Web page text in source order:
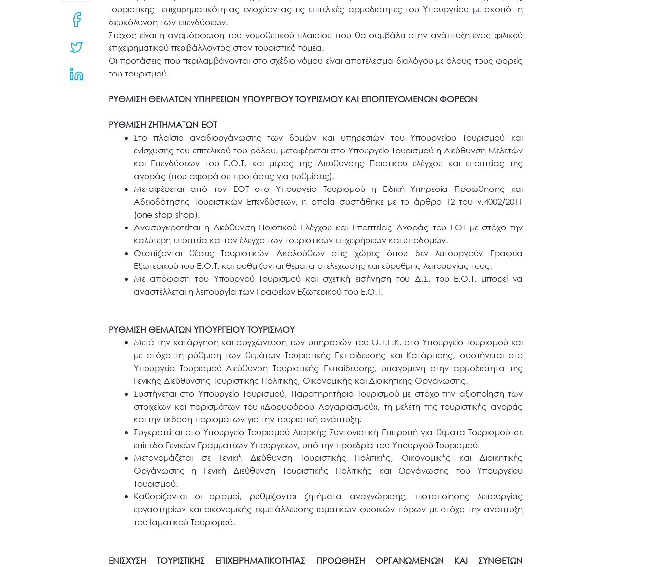
τουριστικής επιχειρηματικότητας ενισχύοντας τις επιτελικές αρμοδιότητες του Υπουργείου με σκοπό τη
διευκόλυνση των επενδύσεων.
Στόχος είναι η αναμόρφωση του νομοθετικού πλαισίου που θα συμβάλει στην ανάπτυξη ενός φιλικού
επιχειρηματικού περιβάλλοντος στον τουριστικό τομέα.
Οι προτάσεις που περιλαμβάνονται στο σχέδιο νόμου είναι αποτέλεσμα διαλόγου με όλους τους φορείς
του τουρισμού.
ΡΥΘΜΙΣΗ ΘΕΜΑΤΩΝ ΥΠΗΡΕΣΙΩΝ ΥΠΟΥΡΓΕΙΟΥ ΤΟΥΡΙΣΜΟΥ ΚΑΙ ΕΠΟΠΤΕΥΟΜΕΝΩΝ ΦΟΡΕΩΝ
ΡΥΘΜΙΣΗ ΖΗΤΗΜΑΤΩΝ ΕΟΤ
Στο πλαίσιο αναδιοργάνωσης των δομών και υπηρεσιών του Υπουργείου Τουρισμού και
ενίσχυσης του επιτελικού του ρόλου, μεταφέρεται στο Υπουργείο Τουρισμού η Διεύθυνση Μελετών
και Επενδύσεων του Ε.Ο.Τ. και μέρος της Διεύθυνσης Ποιοτικού ελέγχου και εποπτείας της
αγοράς (που αφορά σε προτάσεις για ρυθμίσεις).
Μεταφέρεται από τον ΕΟΤ στο Υπουργείο Τουρισμού η Ειδική Υπηρεσία Προώθησης και
Αδειοδότησης Τουριστικών Επενδύσεων, η οποία συστάθηκε με το άρθρο 12 του ν.4002/2011
(one stop shop).
Ανασυγκροτείται η Διεύθυνση Ποιοτικού Ελέγχου και Εποπτείας Αγοράς του ΕΟΤ με στόχο την
καλύτερη εποπτεία και τον έλεγχο των τουριστικών επιχειρήσεων και υποδομών.
Θεσπίζονται θέσεις Τουριστικών Ακολούθων στις χώρες όπου δεν λειτουργούν Γραφεία
Εξωτερικού του Ε.Ο.Τ. και ρυθμίζονται θέματα στελέχωσης και εύρυθμης λειτουργίας τους.
Με απόφαση του Υπουργού Τουρισμού και σχετική εισήγηση του Δ.Σ. του Ε.Ο.Τ. μπορεί να
αναστέλλεται η λειτουργία των Γραφείων Εξωτερικού του Ε.Ο.Τ.
ΡΥΘΜΙΣΗ ΘΕΜΑΤΩΝ ΥΠΟΥΡΓΕΙΟΥ ΤΟΥΡΙΣΜΟΥ
Μετά την κατάργηση και συγχώνευση των υπηρεσιών του Ο.Τ.Ε.Κ. στο Υπουργείο Τουρισμού και
με στόχο τη ρύθμιση των θεμάτων Τουριστικής Εκπαίδευσης και Κατάρτισης, συστήνεται στο
Υπουργείο Τουρισμού Διεύθυνση Τουριστικής Εκπαίδευσης, υπαγόμενη στην αρμοδιότητα της
Γενικής Διεύθυνσης Τουριστικής Πολιτικής, Οικονομικής και Διοικητικής Οργάνωσης.
Συστήνεται στο Υπουργείο Τουρισμού, Παρατηρητήριο Τουρισμού με στόχο την αξιοποίηση των
στοιχείων και πορισμάτων του «Δορυφόρου Λογαριασμού», τη μελέτη της τουριστικής αγοράς
και την έκδοση πορισμάτων για την τουριστική ανάπτυξη.
Συγκροτείται στο Υπουργείο Τουρισμού Διαρκής Συντονιστική Επιτροπή για θέματα Τουρισμού σε
επίπεδο Γενικών Γραμματέων Υπουργείων, υπό την προεδρία του Υπουργού Τουρισμού.
Μετονομάζεται σε Γενική Διεύθυνση Τουριστικής Πολιτικής, Οικονομικής και Διοικητικής
Οργάνωσης η Γενική Διεύθυνση Τουριστικής Πολιτικής και Οργάνωσης του Υπουργείου
Τουρισμού.
Καθορίζονται οι ορισμοί, ρυθμίζονται ζητήματα αναγνώρισης, πιστοποίησης λειτουργίας
εργαστηρίων και οικονομικής εκμετάλλευσης ιαματικών φυσικών πόρων με στόχο την ανάπτυξη
του Ιαματικού Τουρισμού.
ΕΝΙΣΧΥΣΗ ΤΟΥΡΙΣΤΙΚΗΣ ΕΠΙΧΕΙΡΗΜΑΤΙΚΟΤΗΤΑΣ ΠΡΟΩΘΗΣΗ ΟΡΓΑΝΩΜΕΝΩΝ ΚΑΙ ΣΥΝΘΕΤΩΝ